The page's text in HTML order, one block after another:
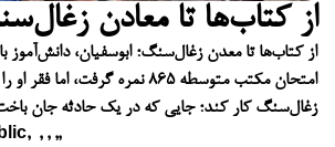
از کتاب‌ها تا معادن
از کتاب‌ها تا معدن زغال‌سنگ؛ ابوسفیان، دانش‌آموز
امتحان مکتب متوسطه ۸۶۵ نمره
زغال‌سنگ کار کند؛ جایی که در یک حادثه جان
, ,,,,